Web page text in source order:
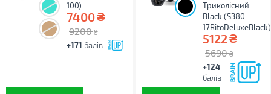
100)
7400₴
9200 ₴
+171 балів
Триколісний
Black (S380-
17RitoDeluxeBlack)
5122₴
5690 ₴
+124
балів